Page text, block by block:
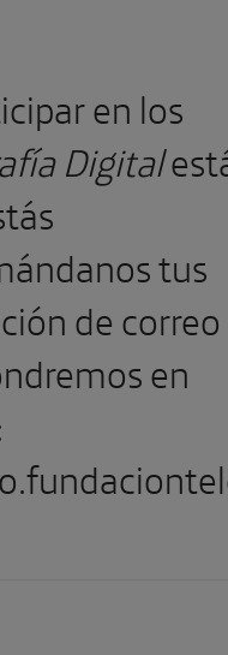
en los
Digital
tus
de correo
en